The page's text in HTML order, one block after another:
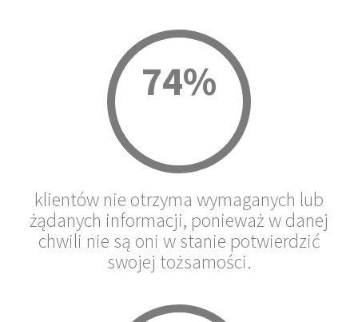
74%
klientów nie otrzyma wymaganych lub
żądanych informacji, ponieważ w danej
chwili nie są oni w stanie potwierdzić
swojej tożsamości.